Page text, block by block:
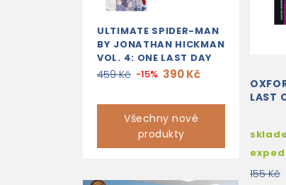
ULTIMATE SPIDER-MAN
BY JONATHAN HICKMAN
VOL. 4: ONE LAST DAY
459 Kč -15% 390 Kč
Všechny nové
produkty
LAST
155 Kč